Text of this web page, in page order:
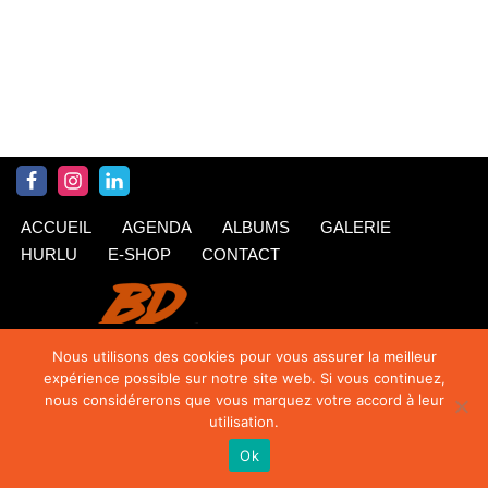
ACCUEIL AGENDA ALBUMS
GALERIE
HURLU
E-SHOP CONTACT
TipTop
Nous utilisons des cookies pour vous assurer la meilleur
expérience possible sur notre site web. Si vous continuez,
nous considérerons que vous marquez votre accord à leur
utilisation.
Ok